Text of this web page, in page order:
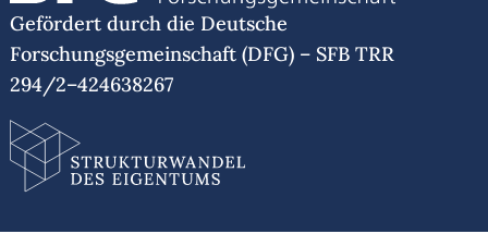
Gefördert durch die Deutsche
Forschungsgemeinschaft (DFG) – SFB TRR
294/2–424638267